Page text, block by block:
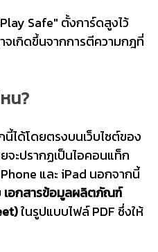
Safe" ตั้งการ์ดสูงไว้
เกิดขึ้นจากการตีความกฎที่
น?
ได้โดยตรงบนเว็บไซต์ของ
จะปรากฏเป็นไอคอนแท็ก
และ iPad นอกจากนี้
เอกสารข้อมูลผลิตภัณฑ์
ในรูปแบบไฟล์ PDF ซึ่งให้